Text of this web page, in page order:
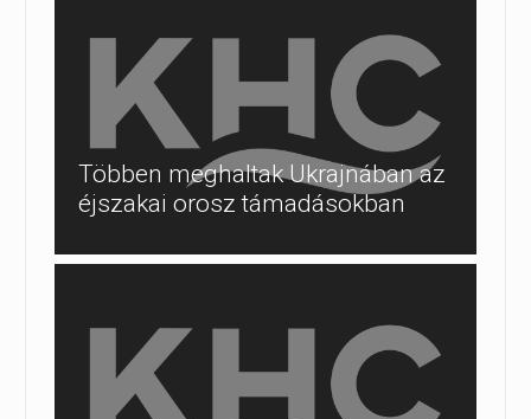
Többen meghaltak Ukrajnában az
éjszakai orosz támadásokban